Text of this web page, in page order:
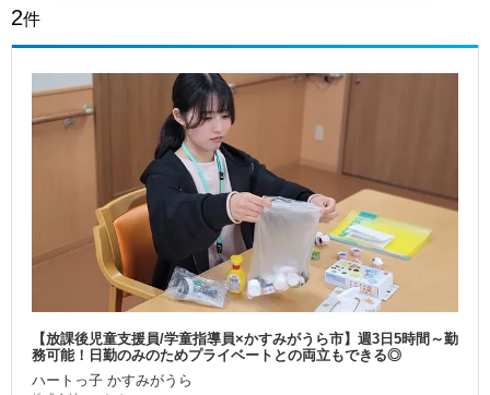
2件
【放課後児童支援員/学童指導員×かすみがうら市】週3日5時間～勤
務可能！日勤のみのためプライベートとの両立もできる◎
ハートっ子 かすみがうら